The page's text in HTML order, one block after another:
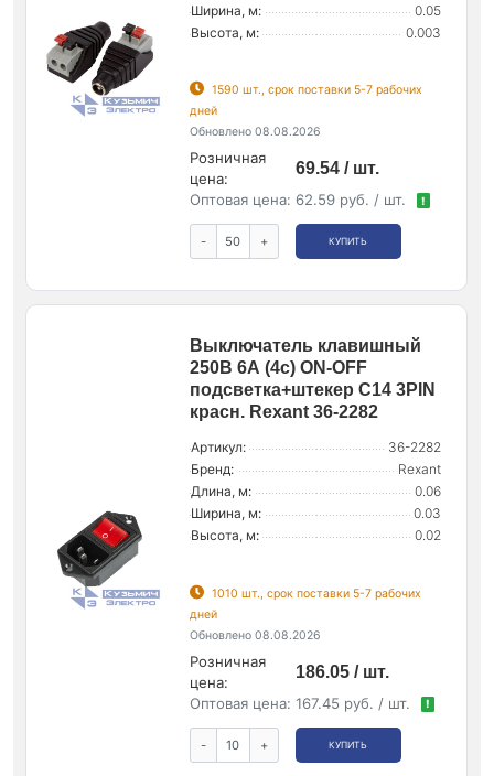
Ширина, м:
0.05
Высота, м:
0.003
1590 шт., срок поставки 5-7 рабочих
дней
Обновлено 08.08.2026
Розничная
цена:
69.54 / шт.
Оптовая цена: 62.59 руб. / шт. !
- + КУПИТЬ
Выключатель клавишный
250В 6А (4с) ON-OFF
подсветка+штекер C14 3PIN
красн. Rexant 36-2282
Артикул:
36-2282
Бренд:
Rexant
Длина, м:
0.06
Ширина, м:
0.03
Высота, м:
0.02
1010 шт., срок поставки 5-7 рабочих
дней
Обновлено 08.08.2026
Розничная
цена:
186.05 / шт.
Оптовая цена: 167.45 руб. / шт. !
- + КУПИТЬ